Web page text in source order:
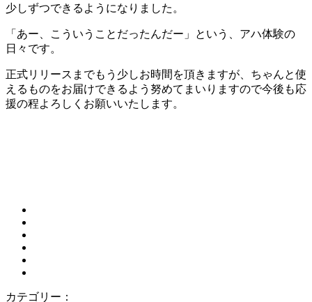
少しずつできるようになりました。
「あー、こういうことだったんだー」という、アハ体験の
日々です。
正式リリースまでもう少しお時間を頂きますが、ちゃんと使
えるものをお届けできるよう努めてまいりますので今後も応
援の程よろしくお願いいたします。
カテゴリー：